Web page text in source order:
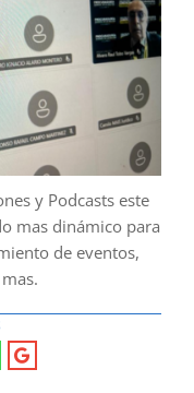
y Podcasts este
mas dinámico para
de eventos,